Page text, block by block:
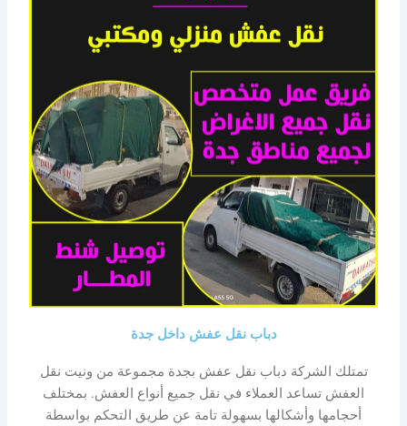
دباب نقل عفش داخل جدة
تمتلك الشركة دباب نقل عفش بجدة مجموعة من ونيت نقل
العفش تساعد العملاء في نقل جميع أنواع العفش. بمختلف
أحجامها وأشكالها بسهولة تامة عن طريق التحكم بواسطة